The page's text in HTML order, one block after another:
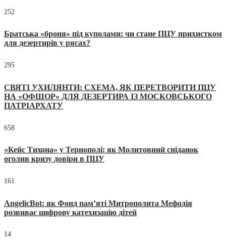
252
Братська «броня» під куполами: чи стане ПЦУ прихистком
для дезертирів у рясах?
295
СВЯТІ УХИЛЯНТИ: СХЕМА, ЯК ПЕРЕТВОРИТИ ПЦУ
НА «ОФШОР» ДЛЯ ДЕЗЕРТИРА ІЗ МОСКОВСЬКОГО
ПАТРІАРХАТУ
658
«Кейс Тихона» у Тернополі: як Молитовний сніданок
оголив кризу довіри в ПЦУ
161
AngelicBot: як Фонд пам’яті Митрополита Мефодія
розвиває цифрову катехизацію дітей
14